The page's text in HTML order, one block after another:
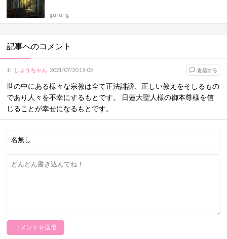
gurung
記事へのコメント
1 : しょうちゃん 2021/07/20 18:05 返信する
世の中にある様々な宗教は全て正法誹謗、正しい教えをそしるもの
であり人々を不幸にするもとです。 日蓮大聖人様の御本尊様を信
じることが幸せになるもとです。